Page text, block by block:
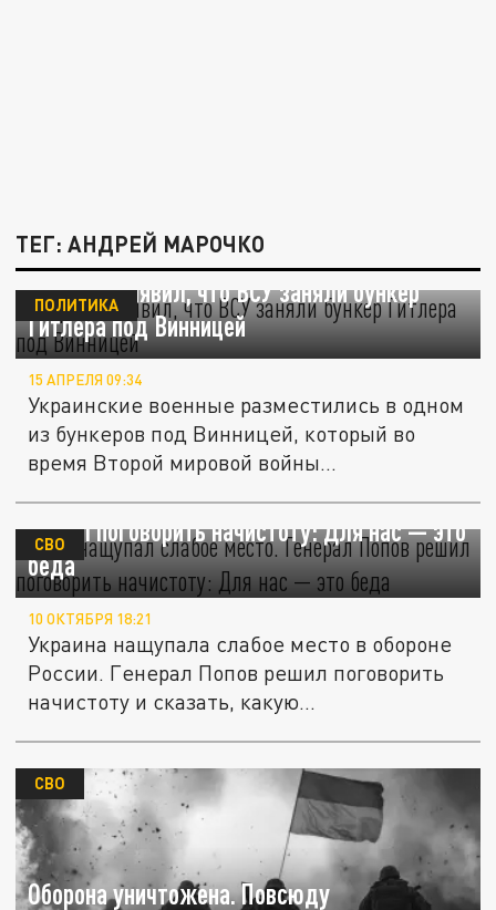
ТЕГ: АНДРЕЙ МАРОЧКО
Марочко заявил, что ВСУ заняли бункер
Гитлера под Винницей
ПОЛИТИКА
15 АПРЕЛЯ 09:34
Украинские военные разместились в одном
из бункеров под Винницей, который во
время Второй мировой войны...
Враг нащупал слабое место. Генерал Попов
решил поговорить начистоту: Для нас — это
беда
СВО
10 ОКТЯБРЯ 18:21
Украина нащупала слабое место в обороне
России. Генерал Попов решил поговорить
начистоту и сказать, какую...
Оборона уничтожена. Повсюду
СВО